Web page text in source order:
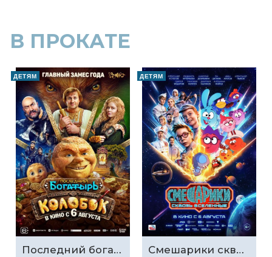
В ПРОКАТЕ
ДЕТЯМ
Последний богатырь. Колобок
ДЕТЯМ
Смешарики сквозь вселенные